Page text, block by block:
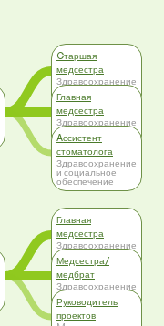
Cтаршая
медсестра
Здравоохранение
и социальное
обеспечение
Главная
медсестра
Здравоохранение
и социальное
обеспечение
Aссистент
стоматолога
Здравоохранение
и социальное
обеспечение
Главная
медсестра
Здравоохранение
и социальное
обеспечение
Медсестра/
медбрат
Здравоохранение
и социальное
обеспечение
Руководитель
проектов